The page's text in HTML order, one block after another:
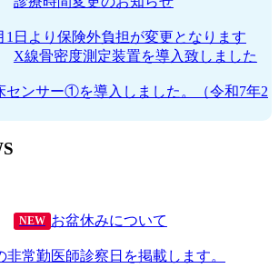
1日より保険外負担が変更となります
X線骨密度測定装置を導入致しました
センサー①を導入しました。（令和7年2
NEW お盆休みについて
非常勤医師診察日を掲載します。